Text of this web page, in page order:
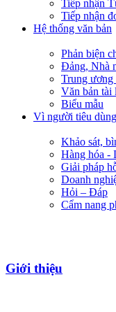
Tiếp nhận
Tiếp nhận
Hệ thống văn bản
Phản biện
Đảng, Nhà
Trung
Văn bản tài
Biểu mẫu
Vì người tiêu dùng
Khảo sát,
Hàng hóa -
Giải pháp
Doanh
Hỏi – Đáp
Cẩm nang
Giới thiệu